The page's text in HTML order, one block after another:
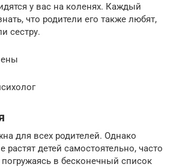
у вас на коленях. Каждый
что родители его также любят,
сестру.
для всех родителей. Однако
растят детей самостоятельно, часто
в бесконечный список